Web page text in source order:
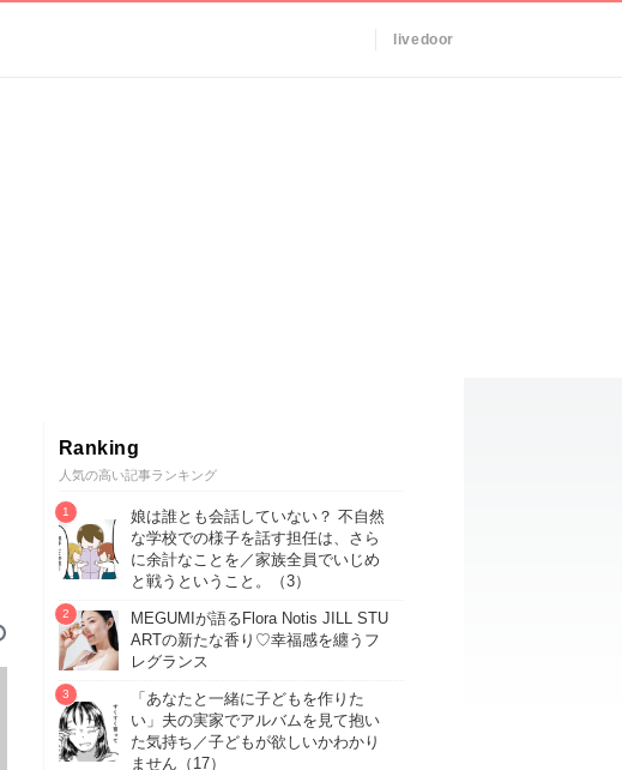
livedoor
Ranking
人気の高い記事ランキング
娘は誰とも会話していない？ 不自然
な学校での様子を話す担任は、さら
に余計なことを／家族全員でいじめ
と戦うということ。（3）
MEGUMIが語るFlora Notis JILL STU
ARTの新たな香り♡幸福感を纏うフ
レグランス
「あなたと一緒に子どもを作りた
い」夫の実家でアルバムを見て抱い
た気持ち／子どもが欲しいかわかり
ません（17）